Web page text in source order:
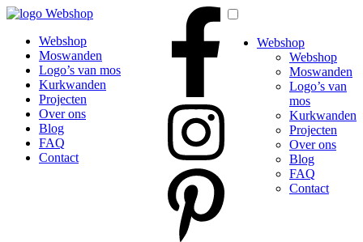
Webshop
Webshop
Moswanden
Logo’s van mos
Kurkwanden
Projecten
Over ons
Blog
FAQ
Contact
Webshop
Webshop
Moswanden
Logo’s van
mos
Kurkwanden
Projecten
Over ons
Blog
FAQ
Contact